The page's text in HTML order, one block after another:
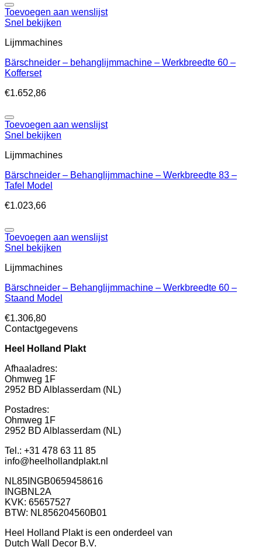
Toevoegen aan wenslijst
Snel bekijken
Lijmmachines
Bärschneider – behanglijmmachine – Werkbreedte 60 –
Kofferset
€1.652,86
Toevoegen aan wenslijst
Snel bekijken
Lijmmachines
Bärschneider – Behanglijmmachine – Werkbreedte 83 –
Tafel Model
€1.023,66
Toevoegen aan wenslijst
Snel bekijken
Lijmmachines
Bärschneider – Behanglijmmachine – Werkbreedte 60 –
Staand Model
€1.306,80
Contactgegevens
Heel Holland Plakt
Afhaaladres:
Ohmweg 1F
2952 BD Alblasserdam (NL)
Postadres:
Ohmweg 1F
2952 BD Alblasserdam (NL)
Tel.: +31 478 63 11 85
info@heelhollandplakt.nl
NL85INGB0659458616
INGBNL2A
KVK: 65657527
BTW: NL856204560B01
Heel Holland Plakt is een onderdeel van
Dutch Wall Decor B.V.